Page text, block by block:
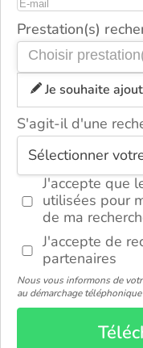
Prestation(s)
Je souhaite
S'agit-il d'une
J'accepte que
utilisées pour
de ma
J'accepte de
partenaires
Nous vous informons de
au démarchage